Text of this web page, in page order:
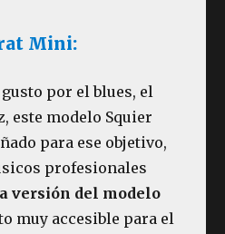
Mini:
por el blues, el
este modelo Squier
para ese objetivo,
profesionales
versión del modelo
muy accesible para el